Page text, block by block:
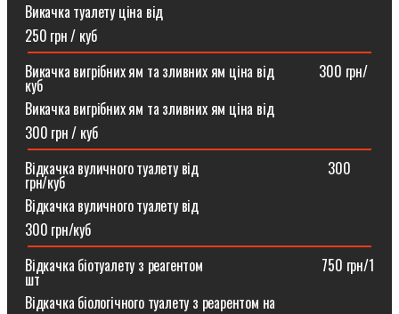
Викачка туалету ціна від
250 грн / куб
Викачка вигрібних ям та зливних ям ціна від ⠀⠀⠀⠀300 грн/
куб
Викачка вигрібних ям та зливних ям ціна від
300 грн / куб
Відкачка вуличного туалету від ⠀⠀⠀⠀⠀⠀⠀⠀⠀⠀⠀⠀300
грн/куб
Відкачка вуличного туалету від
300 грн/куб
Відкачка біотуалету з реагентом ⠀⠀⠀⠀⠀⠀⠀⠀⠀⠀⠀750 грн/1
шт
Відкачка біологічного туалету з реарентом на